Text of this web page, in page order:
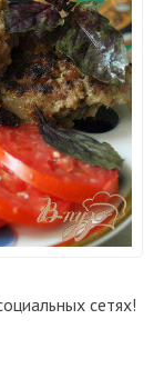
сетях!